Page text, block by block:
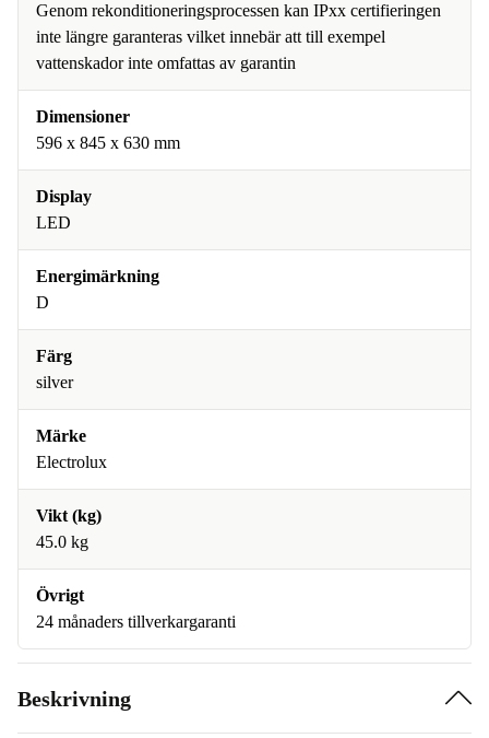
Genom rekonditioneringsprocessen kan IPxx certifieringen
inte längre garanteras vilket innebär att till exempel
vattenskador inte omfattas av garantin
Dimensioner
596 x 845 x 630 mm
Display
LED
Energimärkning
D
Färg
silver
Märke
Electrolux
Vikt (kg)
45.0 kg
Övrigt
24 månaders tillverkargaranti
Beskrivning